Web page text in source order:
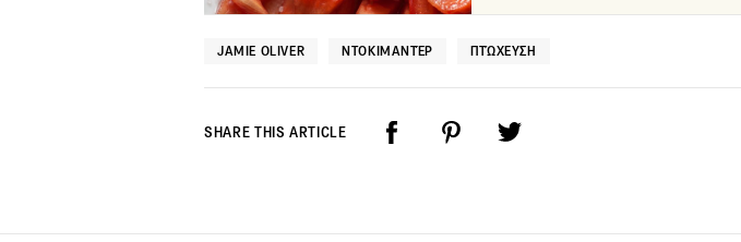
JAMIE OLIVER ΝΤΟΚΙΜΑΝΤΈΡ ΠΤΏΧΕΥΣΗ
SHARE THIS ARTICLE